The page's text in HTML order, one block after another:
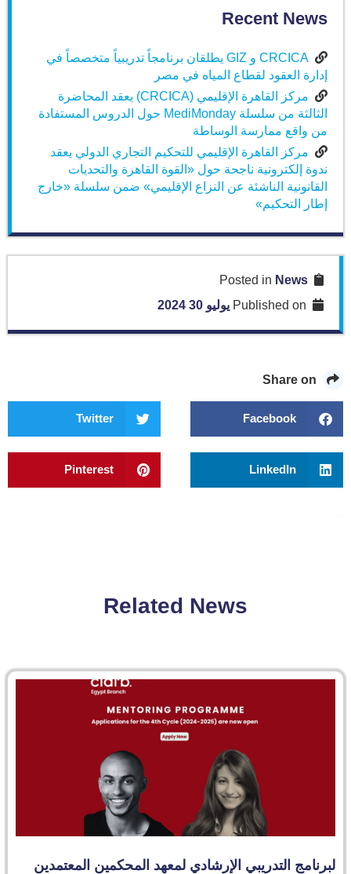
Recent News
CRCICA و GIZ يطلقان برنامجاً تدريبياً متخصصاً في
إدارة العقود لقطاع المياه في مصر
مركز القاهرة الإقليمي (CRCICA) يعقد المحاضرة
الثالثة من سلسلة MediMonday حول الدروس المستفادة
من واقع ممارسة الوساطة
مركز القاهرة الإقليمي للتحكيم التجاري الدولي يعقد
ندوة إلكترونية ناجحة حول «القوة القاهرة والتحديات
القانونية الناشئة عن النزاع الإقليمي» ضمن سلسلة «خارج
إطار التحكيم»
News
يوليو 30 2024
Facebook
Twitter
LinkedIn
Pinterest
Related News
لبرنامج التدريبي الإرشادي لمعهد المحكمين المعتمدين